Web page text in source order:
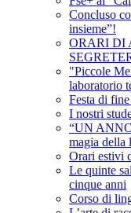
Concluso
insieme”!
ORARI DI
"Piccole
laboratorio
Festa di
I nostri
“UN
magia della
Orari estivi
Le quinte
cinque anni
Corso di